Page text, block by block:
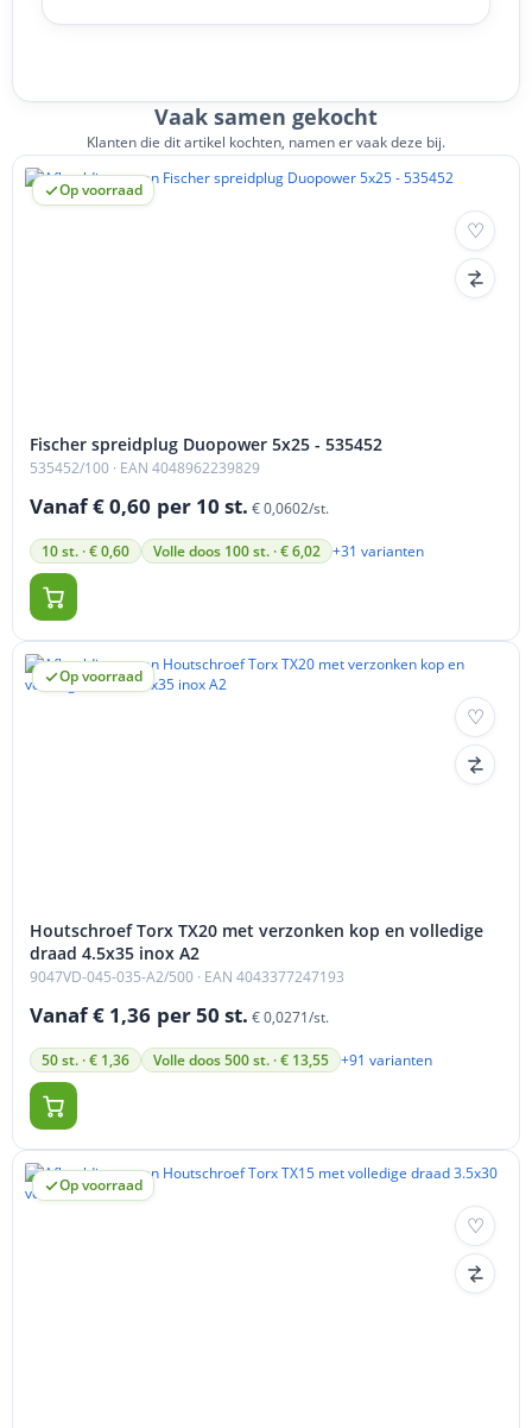
Vaak samen gekocht
Klanten die dit artikel kochten, namen er vaak deze bij.
Op voorraad
Fischer spreidplug Duopower 5x25 - 535452
535452/100 · EAN 4048962239829
Vanaf € 0,60 per 10 st. € 0,0602/st.
10 st. · € 0,60 Volle doos 100 st. · € 6,02 +31 varianten
Op voorraad
Houtschroef Torx TX20 met verzonken kop en volledige
draad 4.5x35 inox A2
9047VD-045-035-A2/500 · EAN 4043377247193
Vanaf € 1,36 per 50 st. € 0,0271/st.
50 st. · € 1,36 Volle doos 500 st. · € 13,55 +91 varianten
Op voorraad